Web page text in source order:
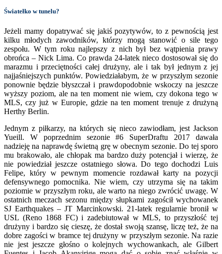
Światełko w tunelu?
Jeżeli mamy dopatrywać się jakiś pozytywów, to z pewnością jest
kilku młodych zawodników, którzy mogą stanowić o sile tego
zespołu. W tym roku najlepszy z nich był bez wątpienia prawy
obrońca – Nick Lima. Co prawda 24-latek nieco dostosował się do
marazmu i przeciętności całej drużyny, ale i tak był jednym z jej
najjaśniejszych punktów. Powiedziałabym, że w przyszłym sezonie
ponownie będzie błyszczał i prawdopodobnie wskoczy na jeszcze
wyższy poziom, ale na ten moment nie wiem, czy dokona tego w
MLS, czy już w Europie, gdzie na ten moment trenuje z drużyną
Herthy Berlin.
Jednym z piłkarzy, na których się nieco zawiodłam, jest Jackson
Yueill. W poprzednim sezonie #6 SuperDraftu 2017 dawała
nadzieję na naprawdę świetną grę w obecnym sezonie. Do tej sporo
mu brakowało, ale chłopak ma bardzo duży potencjał i wierzę, że
nie powiedział jeszcze ostatniego słowa. Do tego dochodzi Luis
Felipe, który w pewnym momencie rozdawał karty na pozycji
defensywnego pomocnika. Nie wiem, czy utrzyma się na takim
poziomie w przyszłym roku, ale warto na niego zwrócić uwagę. W
ostatnich meczach sezonu między słupkami zagościł wychowanek
SJ Earthquakes – JT Marcinkowski. 21-latek regularnie bronił w
USL (Reno 1868 FC) i zadebiutował w MLS, to przyszłość tej
drużyny i bardzo się cieszę, że dostał swoją szansę, liczę też, że na
dobre zagości w bramce tej drużyny w przyszłym sezonie. Na razie
nie jest jeszcze głośno o kolejnych wychowankach, ale Gilbert